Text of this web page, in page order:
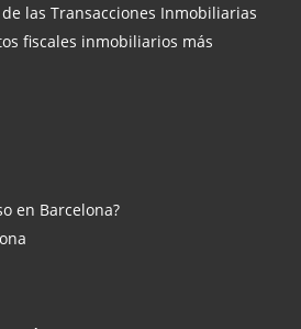
las Transacciones Inmobiliarias
fiscales inmobiliarios más
en Barcelona?